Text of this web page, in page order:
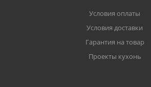
Условия оплаты
Условия доставки
Гарантия на товар
Проекты кухонь